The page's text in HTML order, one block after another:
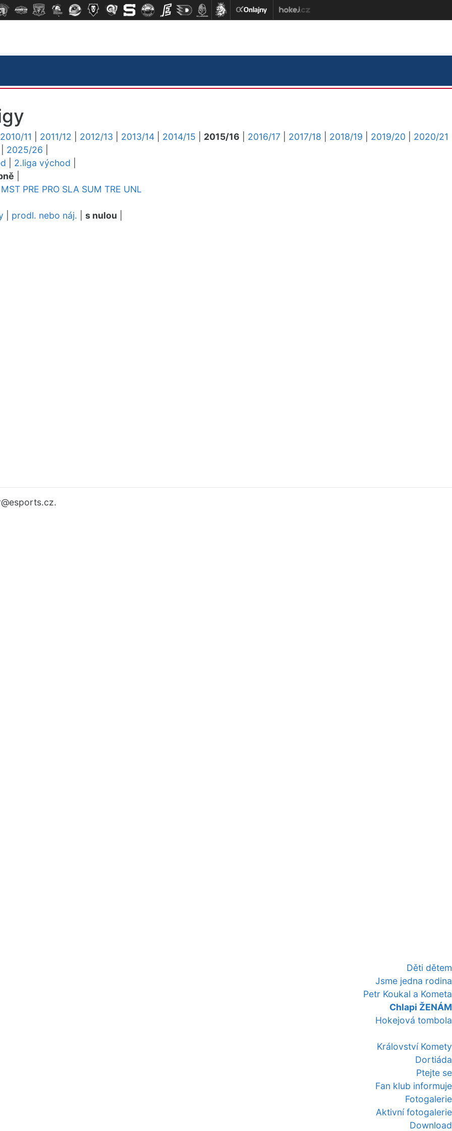
Děti dětem
Jsme jedna rodina
Petr Koukal a Kometa
Chlapi ŽENÁM
Hokejová tombola
Království Komety
Dortiáda
Ptejte se
Fan klub informuje
Fotogalerie
Aktivní fotogalerie
Download
2010/11 2011/12 2012/13 2013/14 2014/15 2015/16 2016/17 2017/18 2018/19 2019/20
2020/21
2025/26
2.liga východ
MST PRE PRO SLA SUM TRE UNL
prodl. nebo náj. s nulou
@esports.cz.